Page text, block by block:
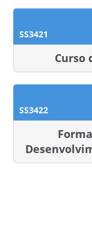
SS3421
Curso
SS3422